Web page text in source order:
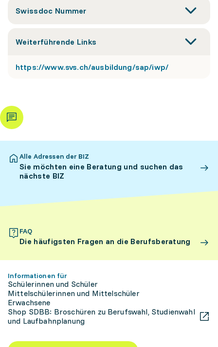
Swissdoc Nummer
Weiterführende Links
https://www.svs.ch/ausbildung/sap/iwp/
Alle Adressen der BIZ
Sie möchten eine Beratung und suchen das
nächste BIZ
FAQ
Die häufigsten Fragen an die Berufsberatung
Informationen für
Schülerinnen und Schüler
Mittelschülerinnen und Mittelschüler
Erwachsene
Shop SDBB: Broschüren zu Berufswahl, Studienwahl
und Laufbahnplanung